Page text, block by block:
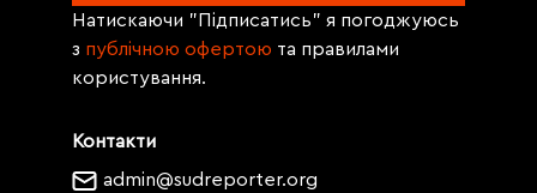
Контакти
admin@sudreporter.org
Натискаючи "Підписатись" я погоджуюсь
з публічною офертою та правилами
користування.